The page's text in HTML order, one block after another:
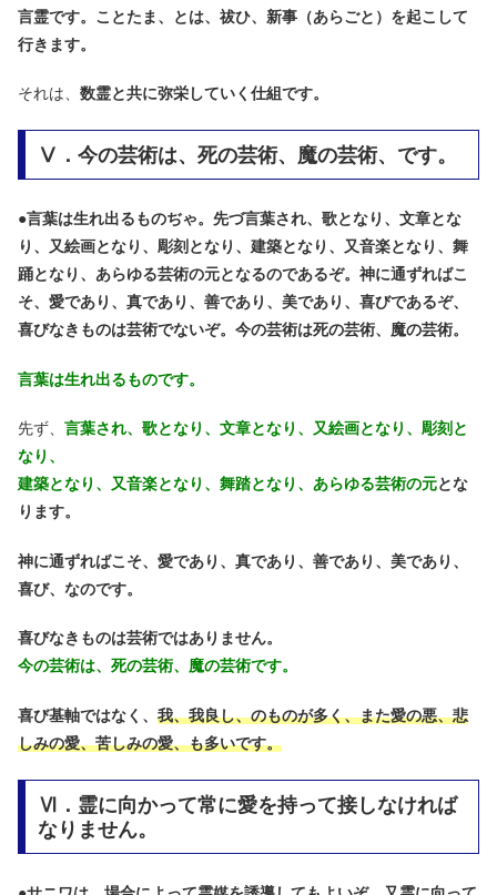
言霊です。ことたま、とは、祓ひ、新事（あらごと）を起こして
行きます。
それは、 数霊と共に弥栄していく仕組です。
Ⅴ．今の芸術は、死の芸術、魔の芸術、です。
●言葉は生れ出るものぢゃ。先づ言葉され、歌となり、文章とな
り、又絵画となり、彫刻となり、建築となり、又音楽となり、舞
踊となり、あらゆる芸術の元となるのであるぞ。神に通ずればこ
そ、愛であり、真であり、善であり、美であり、喜びであるぞ、
喜びなきものは芸術でないぞ。今の芸術は死の芸術、魔の芸術。
言葉は生れ出るものです。
先ず、 言葉され、歌となり、文章となり、又絵画となり、彫刻と
なり、
建築となり、又音楽となり、舞踏となり、あらゆる芸術の元とな
ります。
神に通ずればこそ、愛であり、真であり、善であり、美であり、
喜び、なのです。
喜びなきものは芸術ではありません。
今の芸術は、死の芸術、魔の芸術です。
喜び基軸ではなく、 我、我良し、のものが多く、また愛の悪、悲
しみの愛、苦しみの愛、も多いです。
Ⅵ．霊に向かって常に愛を持って接しなければ
なりません。